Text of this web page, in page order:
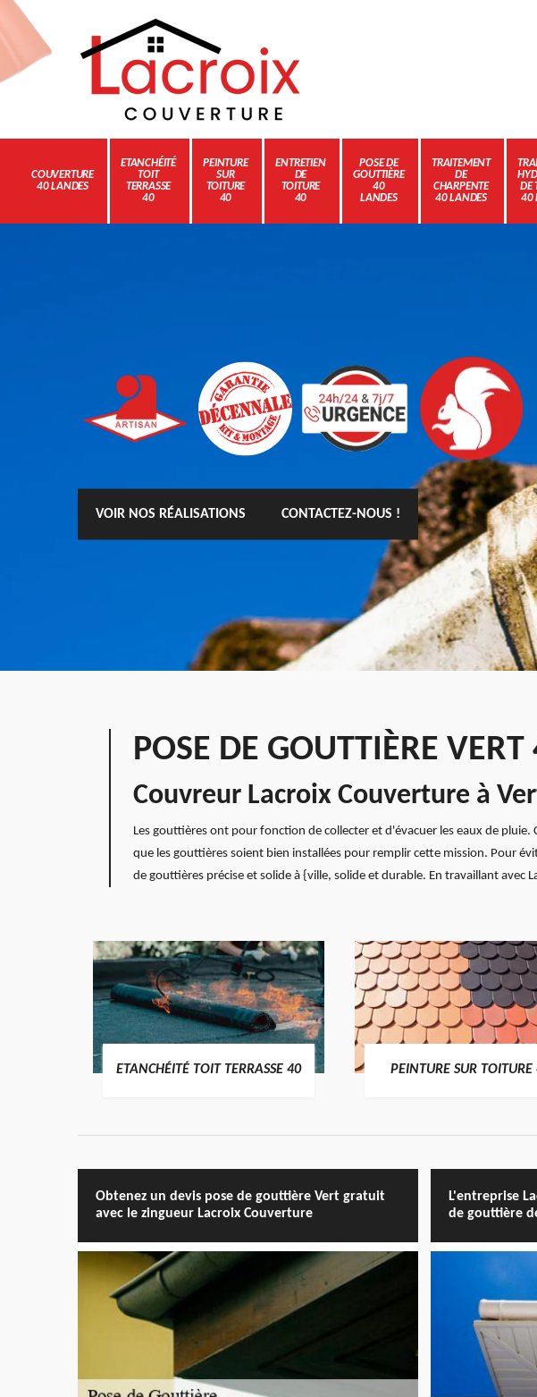
COUVERTURE
40 LANDES
ETANCHÉITÉ
TOIT
TERRASSE
40
PEINTURE
SUR
TOITURE
40
ENTRETIEN
DE
TOITURE
40
POSE DE
GOUTTIÈRE
40
LANDES
TRAITEMENT
DE
CHARPENTE
40 LANDES
DE
40
VOIR NOS RÉALISATIONS CONTACTEZ-NOUS !
POSE DE GOUTTIÈRE
Couvreur Lacroix Couverture à
Les gouttières ont pour fonction de collecter et d'évacuer les eaux de
que les gouttières soient bien installées pour remplir cette mission. Pour
de gouttières précise et solide à {ville, solide et durable. En travaillant
ETANCHÉITÉ TOIT TERRASSE 40 PEINTURE SUR TOITURE
Obtenez un devis pose de gouttière Vert gratuit
avec le zingueur Lacroix Couverture
L'entreprise
de gouttière